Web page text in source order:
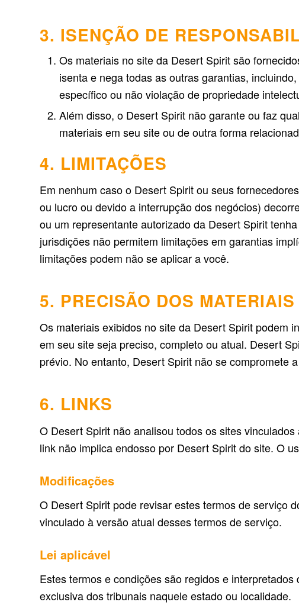
3. ISENÇÃO DE
Os materiais no site da Desert Spirit são
isenta e nega todas as outras garantias,
específico ou não violação de propriedade
Além disso, o Desert Spirit não garante ou faz
materiais em seu site ou de outra forma
4. LIMITAÇÕES
Em nenhum caso o Desert Spirit ou seus
ou lucro ou devido a interrupção dos negócios)
ou um representante autorizado da Desert Spirit
jurisdições não permitem limitações em garantias
limitações podem não se aplicar a você.
5. PRECISÃO DOS MATERIAIS
Os materiais exibidos no site da Desert Spirit podem
em seu site seja preciso, completo ou atual. Desert
prévio. No entanto, Desert Spirit não se compromete
6. LINKS
O Desert Spirit não analisou todos os sites
link não implica endosso por Desert Spirit do site. O
Modificações
O Desert Spirit pode revisar estes termos de serviço
vinculado à versão atual desses termos de serviço.
Lei aplicável
Estes termos e condições são regidos e
exclusiva dos tribunais naquele estado ou localidade.